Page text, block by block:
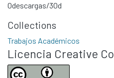
0descargas/30d
Collections
Trabajos Académicos
Licencia Creative